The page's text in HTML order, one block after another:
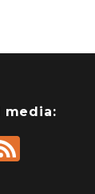
media: